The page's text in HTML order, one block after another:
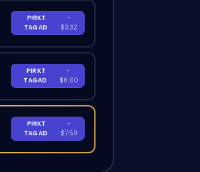
PIRKT
TAGAD
-
$3.32
PIRKT
TAGAD
-
$6.00
PIRKT
TAGAD
-
$7.50